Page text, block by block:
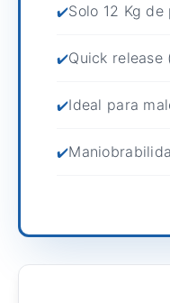
Solo 12 Kg de
Quick release
Ideal para